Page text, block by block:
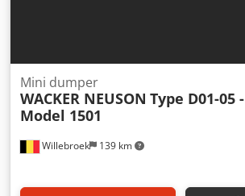
Willebroek 139 km
Mini dumper
WACKER NEUSON Type D01-05 -
Model 1501